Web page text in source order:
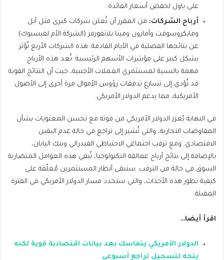
على باول لخفض أسعار الفائدة.
أرباح الشركات: من المقرر أن تُعلن شركات كبرى مثل آبل
ومايكروسوفت وأمازون وميتا بلاتفورمز (الشركة الأم لفيسبوك)
عن نتائجها الفصلية في الأيام القادمة. هذه الشركات الأربع تُؤثر
بشكل كبير على مؤشرات الأسهم الرئيسية. تُعد هذه الأرباح
مهمة بالنسبة لمستثمري العملات الأجنبية، حيث أن النتائج القوية
قد تُؤدي إلى تسارع تدفقات رؤوس الأموال مرة أخرى إلى الأصول
الأمريكية، مما يدعم الدولار الأمريكي.
في النهاية يُعزز الدولار الأمريكي من قوته مع تحسن المعنويات بشأن
المفاوضات التجارية، والتي تُشير إلى تراجع في حالة عدم اليقين
الاقتصادي. ومع ترقب اجتماعَي الاحتياطي الفيدرالي وبنك اليابان،
بالإضافة إلى نتائج أرباح عمالقة التكنولوجيا، تُبقي هذه العوامل المتضاربة
السوق في حالة من الترقب. ستبقى أنظار المستثمرين مُعلّقة على
كيفية تطور هذه الأحداث، والتي ستحدد مسار الدولار الأمريكي في الفترة
المقبلة.
اقرأ أيضا…
الدولار الأمريكي يتماسك بعد بيانات اقتصادية قوية لكنه
يتجه لتسجيل تراجع أسبوعي